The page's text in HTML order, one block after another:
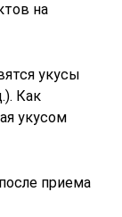
на
укусы
Как
укусом
приема